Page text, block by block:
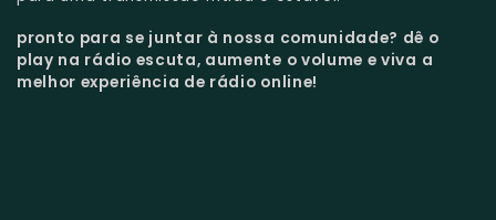
pronto para se juntar à nossa comunidade? dê o
play na rádio escuta, aumente o volume e viva a
melhor experiência de rádio online!